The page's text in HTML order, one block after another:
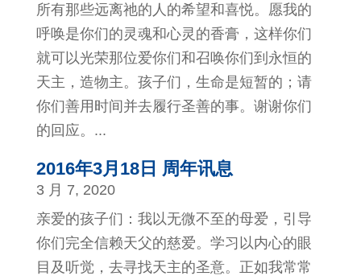
所有那些远离祂的人的希望和喜悦。愿我的
呼唤是你们的灵魂和心灵的香膏，这样你们
就可以光荣那位爱你们和召唤你们到永恒的
天主，造物主。孩子们，生命是短暂的；请
你们善用时间并去履行圣善的事。谢谢你们
的回应。...
2016年3月18日 周年讯息
3 月 7, 2020
亲爱的孩子们：我以无微不至的母爱，引导
你们完全信赖天父的慈爱。学习以内心的眼
目及听觉，去寻找天主的圣意。正如我常常